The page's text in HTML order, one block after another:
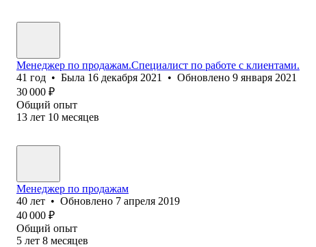
Менеджер по продажам.Специалист по работе с клиентами.
41 год • Была 16 декабря 2021 • Обновлено 9 января 2021
30 000 ₽
Общий опыт
13 лет 10 месяцев
Менеджер по продажам
40 лет • Обновлено 7 апреля 2019
40 000 ₽
Общий опыт
5 лет 8 месяцев